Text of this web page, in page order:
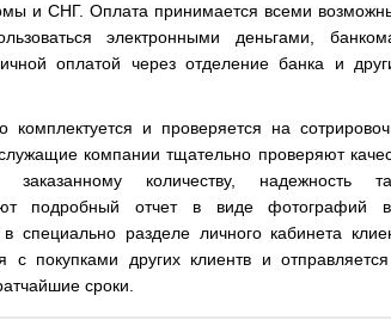
и СНГ. Оплата принимается всеми
электронными деньгами,
оплатой через отделение банка и
комплектуется и проверяется на
компании тщательно проверяют
заказанному количеству, надежность
подробный отчет в виде фотографий
специально разделе личного кабинета
с покупками других клиентв и
сроки.